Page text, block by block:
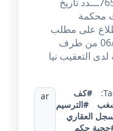
محكمة
على مطلب
التعقيب المقدم بتاريخ 06/09/2024 من طرف
التعقيب نيا
#كف
#الترسيم
العقاري
حكم
ar